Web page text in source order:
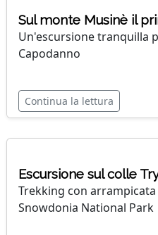
Sul monte Musinè il
Un'escursione tranquilla
Capodanno
Continua la lettura
Escursione sul colle
Trekking con
Snowdonia National Park